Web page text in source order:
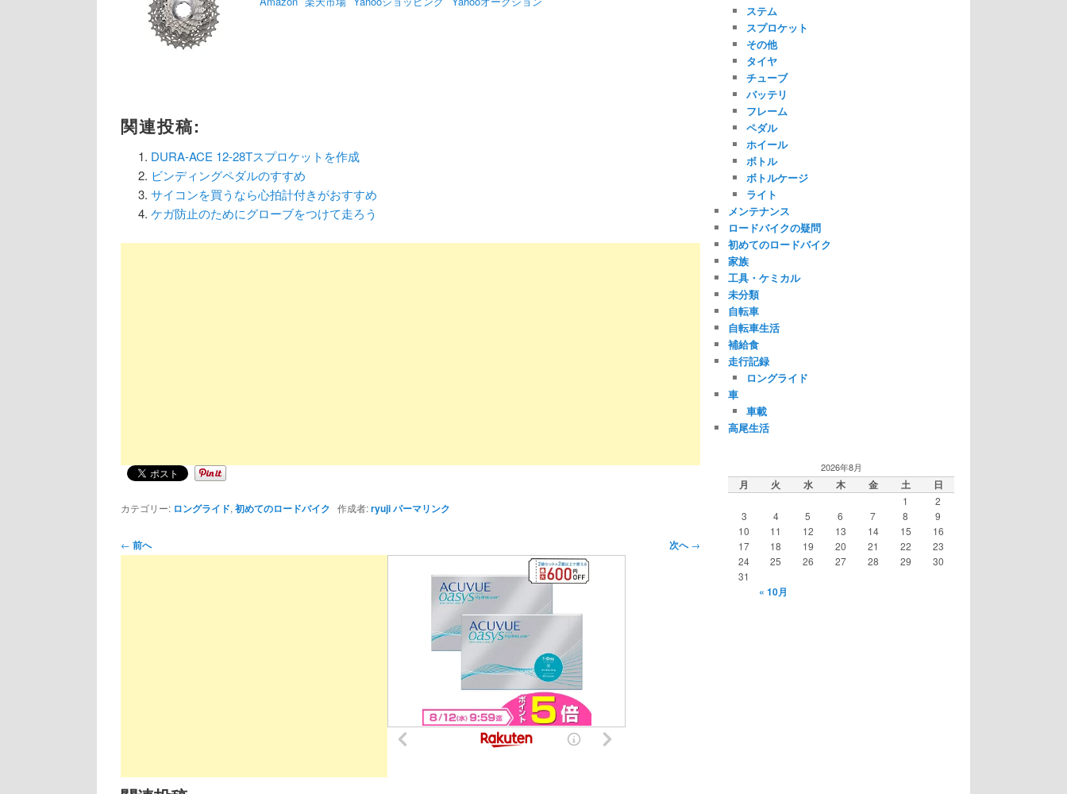
関連投稿:
DURA-ACE 12-28Tスプロケットを作成
ビンディングペダルのすすめ
サイコンを買うなら心拍計付きがおすすめ
ケガ防止のためにグローブをつけて走ろう
カテゴリー: ロングライド, 初めてのロードバイク 作成者:ryujiパーマリンク
投
← 前へ 次へ→
ステム
スプロケット
その他
タイヤ
チューブ
バッテリ
フレーム
ペダル
ホイール
ボトル
ボトルケージ
ライト
メンテナンス
ロードバイクの疑問
初めてのロードバイク
家族
工具・ケミカル
未分類
自転車
自転車生活
補給食
走行記録
ロングライド
車
車載
高尾生活
2026年8月
月 火 水 木 金 土 日
1
2
3
4 5 6 7 8
9
10
11 12 13 14 15
16
17
18 19 20 21 22
23
24
25 26 27 28 29
30
31
« 10月